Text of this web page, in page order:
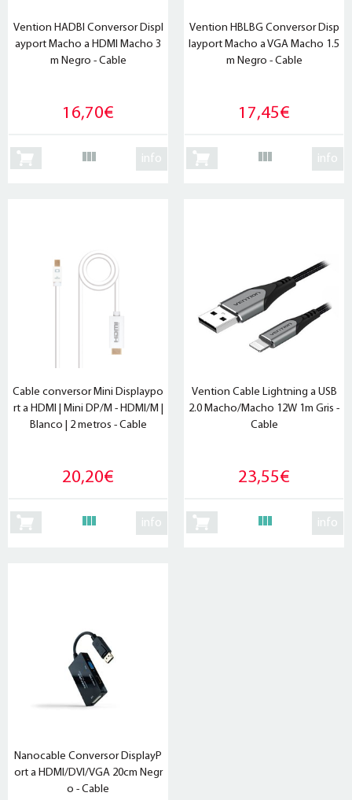
Vention HADBI Conversor Displ
ayport Macho a HDMI Macho 3
m Negro - Cable
16,70€
info
Vention HBLBG Conversor Disp
layport Macho a VGA Macho 1.5
m Negro - Cable
17,45€
info
Cable conversor Mini Displaypo
rt a HDMI | Mini DP/M - HDMI/M |
Blanco | 2 metros - Cable
20,20€
info
Vention Cable Lightning a USB
2.0 Macho/Macho 12W 1m Gris -
Cable
23,55€
info
Nanocable Conversor DisplayP
ort a HDMI/DVI/VGA 20cm Negr
o - Cable